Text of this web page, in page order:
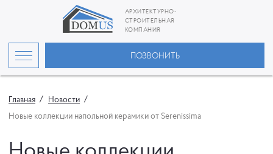
АРХИТЕКТУРНО-
СТРОИТЕЛЬНАЯ
КОМПАНИЯ
ПОЗВОНИТЬ
Главная
Новости
Новые коллекции напольной керамики от Serenissima